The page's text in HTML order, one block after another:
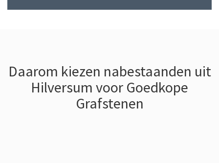
Daarom kiezen nabestaanden uit
Hilversum voor Goedkope
Grafstenen